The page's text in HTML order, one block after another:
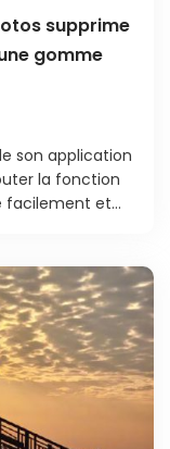
supprime
gomme
son application
la fonction
et...